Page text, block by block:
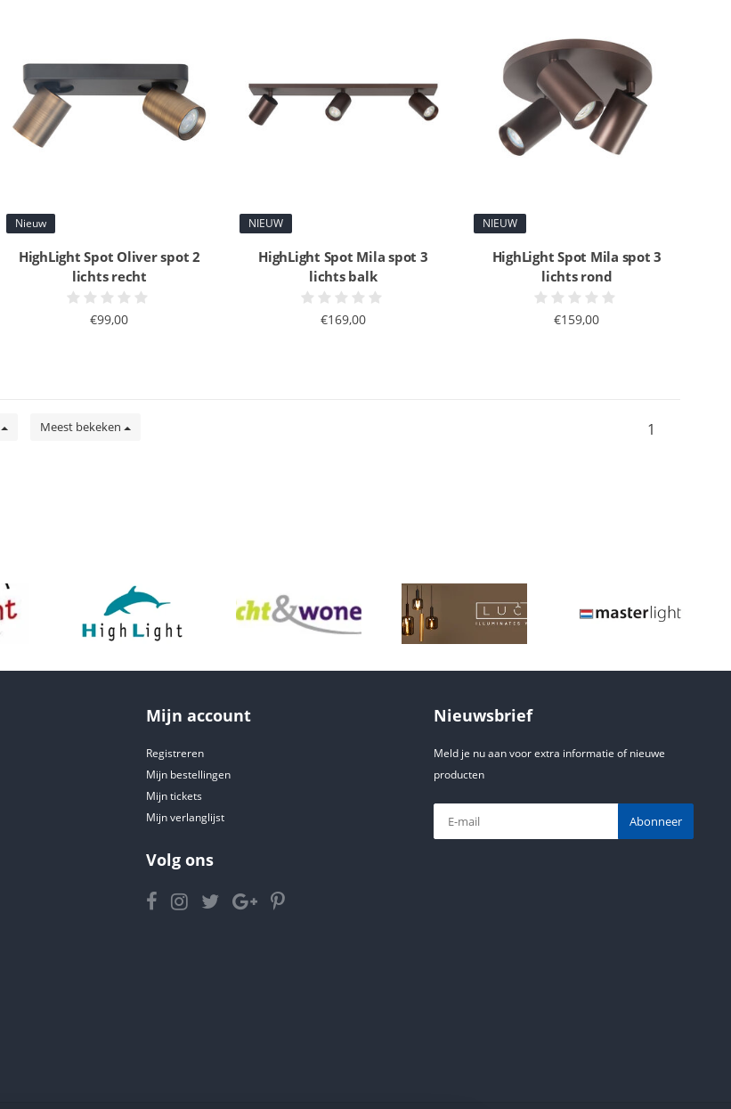
Nieuw
HighLight Spot Oliver spot 2
lichts recht
€99,00
NIEUW
HighLight Spot Mila spot 3
lichts balk
€169,00
NIEUW
HighLight Spot Mila spot 3
lichts rond
€159,00
Meest bekeken 1
Mijn account
Registreren
Mijn bestellingen
Mijn tickets
Mijn verlanglijst
Volg ons
Nieuwsbrief
Meld je nu aan voor extra informatie of nieuwe
producten
Abonneer